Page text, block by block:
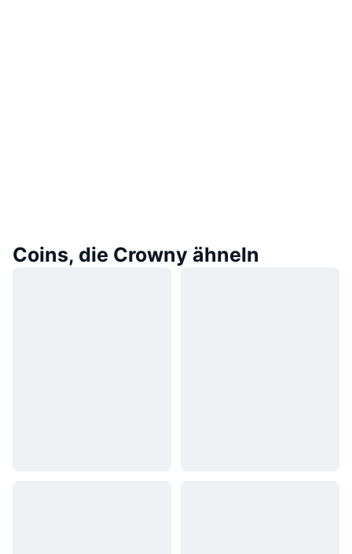
Coins, die Crowny ähneln